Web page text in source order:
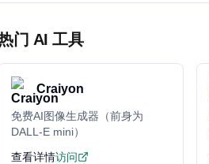
门 AI 工具
Craiyon
免费AI图像生成器（前身为
DALL-E mini）
查看详情访问